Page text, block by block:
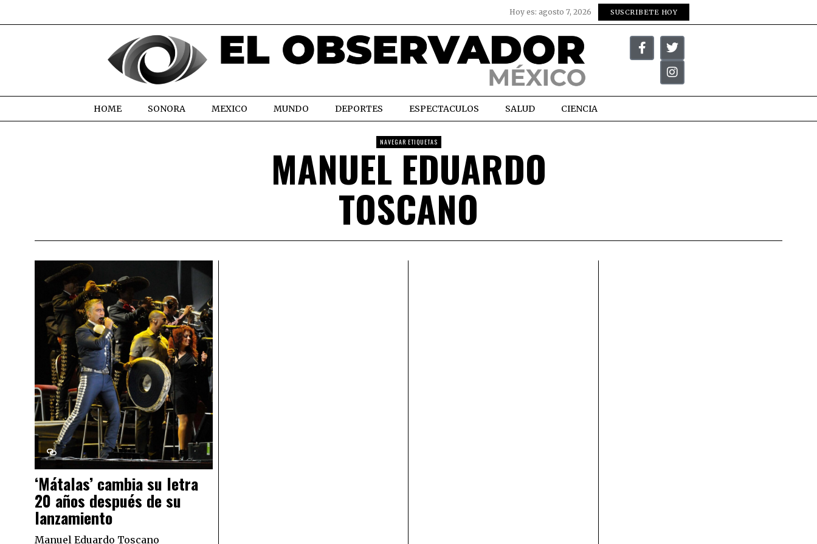
Hoy es: agosto 7, 2026 SUSCRIBETE HOY
HOME SONORA MEXICO MUNDO DEPORTES ESPECTACULOS SALUD CIENCIA
NAVEGAR ETIQUETAS
MANUEL EDUARDO
TOSCANO
‘Mátalas’ cambia su letra
20 años después de su
lanzamiento
Manuel Eduardo Toscano